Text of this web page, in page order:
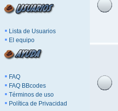
Lista de Usuarios
El equipo
FAQ
FAQ BBcodes
Términos de uso
Política de Privacidad